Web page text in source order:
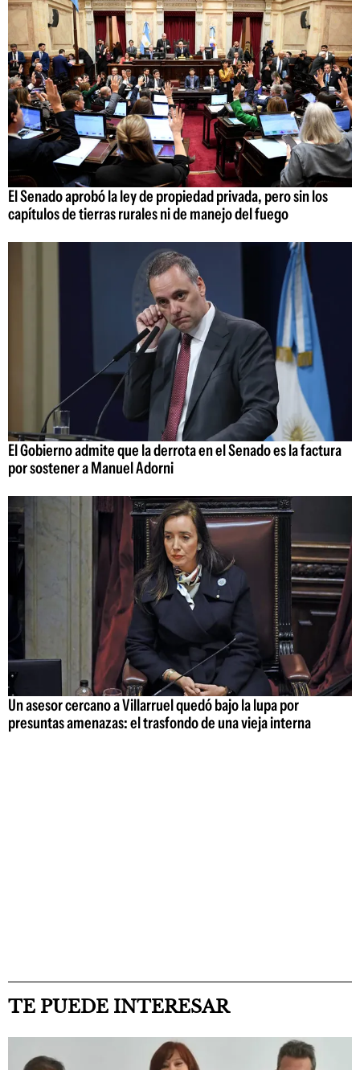
El Senado aprobó la ley de propiedad privada, pero sin los
capítulos de tierras rurales ni de manejo del fuego
El Gobierno admite que la derrota en el Senado es la factura
por sostener a Manuel Adorni
Un asesor cercano a Villarruel quedó bajo la lupa por
presuntas amenazas: el trasfondo de una vieja interna
TE PUEDE INTERESAR